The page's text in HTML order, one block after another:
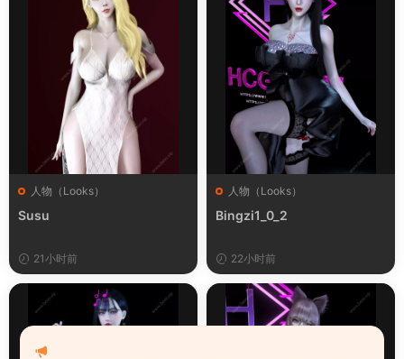
人物（Looks）
Susu
21小时前
人物（Looks）
Bingzi1_0_2
22小时前